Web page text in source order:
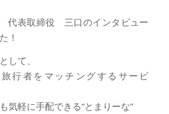
代表取締役 三口のインタビュー
！
して、
行者をマッチングするサービ
気軽に手配できる“とまりーな”